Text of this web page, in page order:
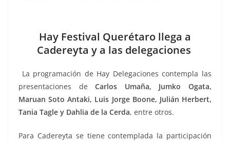
e
b
o
o
k
er l s
A
p
p
e
n
g
er
gr
a
m
p
ar
tir
Hay Festival Querétaro llega a
Cadereyta y a las delegaciones
La programación de Hay Delegaciones contempla las
presentaciones deCarlos Umaña, Jumko Ogata,
Maruan Soto Antaki, Luis Jorge Boone, Julián Herbert,
Tania Tagle y Dahlia de la Cerda, entre otros.
Para Cadereyta se tiene contemplada la participación